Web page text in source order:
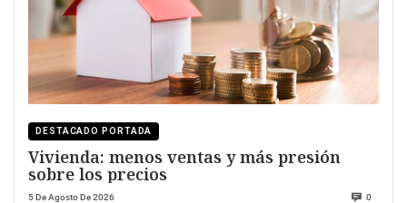
DESTACADO PORTADA
Vivienda: menos ventas y más presión
sobre los precios
5 De Agosto De 2026 0